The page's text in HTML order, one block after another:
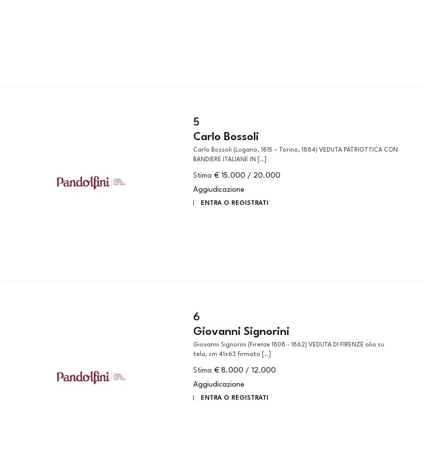
5
Carlo Bossoli
Carlo Bossoli (Lugano, 1815 – Torino, 1884) VEDUTA PATRIOTTICA CON
BANDIERE ITALIANE IN [..]
Stima € 15.000 / 20.000
Aggiudicazione
ENTRA O REGISTRATI
6
Giovanni Signorini
Giovanni Signorini (Firenze 1808 - 1862) VEDUTA DI FIRENZE olio su
tela, cm 41x63 firmato [..]
Stima € 8.000 / 12.000
Aggiudicazione
ENTRA O REGISTRATI